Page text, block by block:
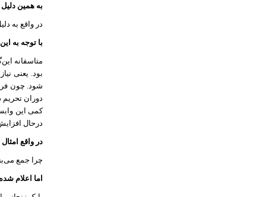
به همین دلیل بود که
در واقع به
با توجه به
بود. یعنی
شود. چون
دوران
کمی این
درحال
در واقع
چرا جمع
اما اعلام